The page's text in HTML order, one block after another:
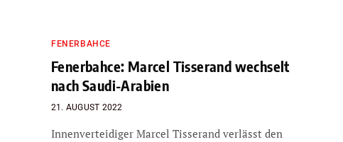
FENERBAHCE
Fenerbahce: Marcel Tisserand wechselt
nach Saudi-Arabien
21. AUGUST 2022
Innenverteidiger Marcel Tisserand verlässt den